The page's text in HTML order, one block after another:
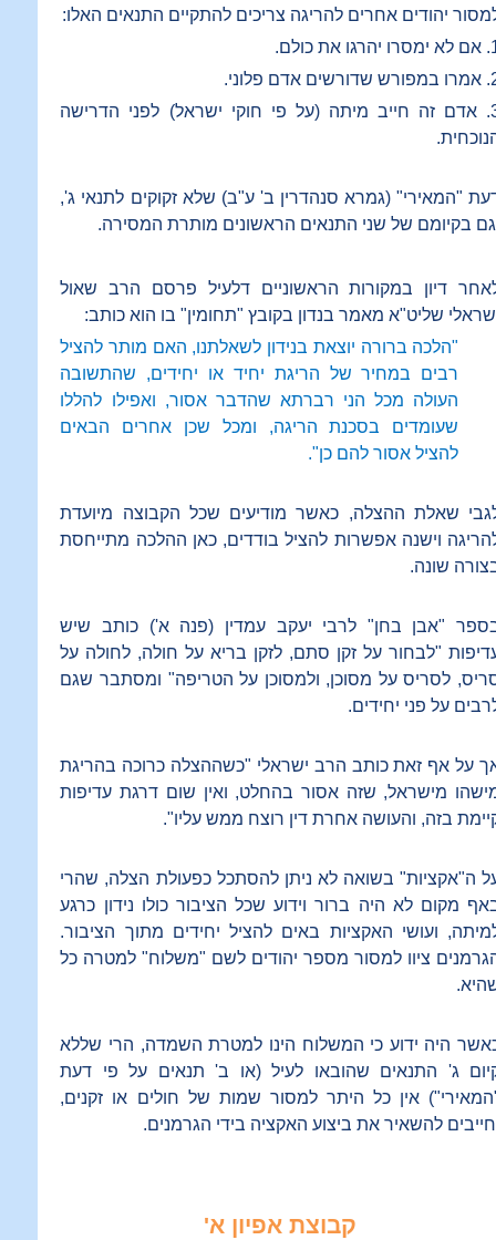
יהודים אחרים להריגה צריכים להתקיים התנאים האלו:
את כולם.
אדם פלוני.
3. אדם זה חייב מיתה (על פי חוקי ישראל) לפני הדרישה
"המאירי" (גמרא סנהדרין ב' ע"ב) שלא זקוקים לתנאי ג',
בקיומם של שני התנאים הראשונים מותרת המסירה.
דיון במקורות הראשוניים דלעיל פרסם הרב שאול
שליט"א מאמר בנדון בקובץ "תחומין" בו הוא כותב:
"הלכה ברורה יוצאת בנידון לשאלתנו, האם מותר להציל
רבים במחיר של הריגת יחיד או יחידים, שהתשובה
העולה מכל הני רברתא שהדבר אסור, ואפילו להללו
שעומדים בסכנת הריגה, ומכל שכן אחרים הבאים
להציל אסור להם כן".
שאלת ההצלה, כאשר מודיעים שכל הקבוצה מיועדת
וישנה אפשרות להציל בודדים, כאן ההלכה מתייחסת
שונה.
"אבן בחן" לרבי יעקב עמדין (פנה א') כותב שיש
"לבחור על זקן סתם, לזקן בריא על חולה, לחולה על
לסריס על מסוכן, ולמסוכן על הטריפה" ומסתבר שגם
על פני יחידים.
על אף זאת כותב הרב ישראלי "כשההצלה כרוכה בהריגת
מישראל, שזה אסור בהחלט, ואין שום דרגת עדיפות
בזה, והעושה אחרת דין רוצח ממש עליו".
ה"אקציות" בשואה לא ניתן להסתכל כפעולת הצלה, שהרי
מקום לא היה ברור וידוע שכל הציבור כולו נידון כרגע
ועושי האקציות באים להציל יחידים מתוך הציבור.
ציוו למסור מספר יהודים לשם "משלוח" למטרה כל
היה ידוע כי המשלוח הינו למטרת השמדה, הרי שללא
ג' התנאים שהובאו לעיל (או ב' תנאים על פי דעת
אין כל היתר למסור שמות של חולים או זקנים,
להשאיר את ביצוע האקציה בידי הגרמנים.
קבוצת אפיון א'